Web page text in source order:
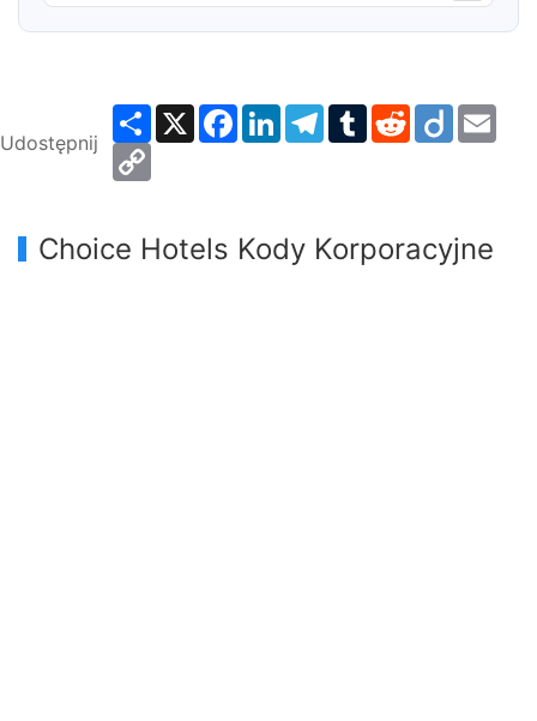
Udostępnij
ShareX Facebook
LinkedInTelegram
TumblrRedditDiigo
Choice Hotels Kody Korporacyjne